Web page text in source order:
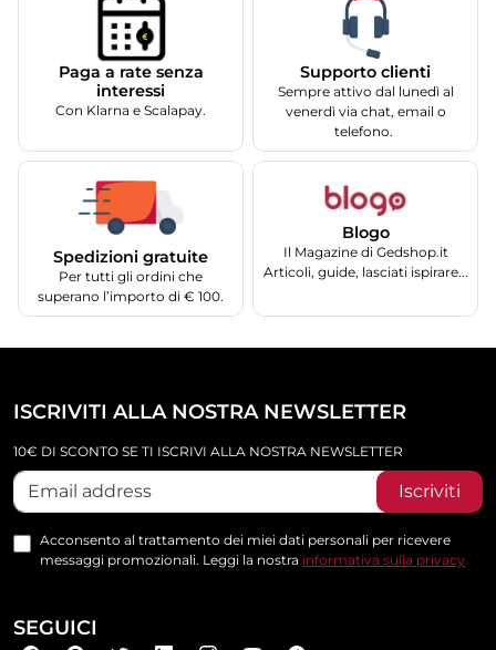
Paga a rate senza
interessi
Con Klarna e Scalapay.
Supporto clienti
Sempre attivo dal lunedì al
venerdì via chat, email o
telefono.
Spedizioni gratuite
Per tutti gli ordini che
superano l’importo di € 100.
Blogo
Il Magazine di Gedshop.it
Articoli, guide, lasciati ispirare...
ISCRIVITI ALLA NOSTRA NEWSLETTER
10€ DI SCONTO SE TI ISCRIVI ALLA NOSTRA NEWSLETTER
Iscriviti
Acconsento al trattamento dei miei dati personali per ricevere
messaggi promozionali. Leggi la nostra informativa sulla privacy
SEGUICI